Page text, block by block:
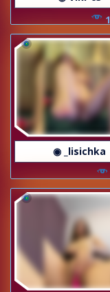
◉ _lisichka